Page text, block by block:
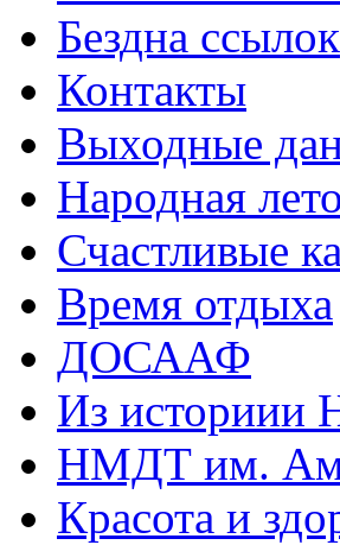
Бездна ссылок
Контакты
Выходные
Народная
Счастливые
Время отдыха
ДОСААФ
Из историии
НМДТ им.
Красота и